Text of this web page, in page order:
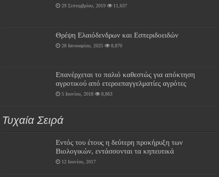
29 Σεπτεμβρίου, 2019 11,637
Θρέψη Ελαιόδενδρων και Εσπεριδοειδών
28 Ιανουαρίου, 2025 8,870
Επανέρχεται το παλιό καθεστώς για απόκτηση
αγροτικού από ετεροεπαγγελματίες αγρότες
5 Ιουνίου, 2018 8,863
Τυχαία Σειρά
Εντός του έτους η δεύτερη προκήρυξη των
Βιολογικών, εντάσσονται τα κηπευτικά
12 Ιουνίου, 2017